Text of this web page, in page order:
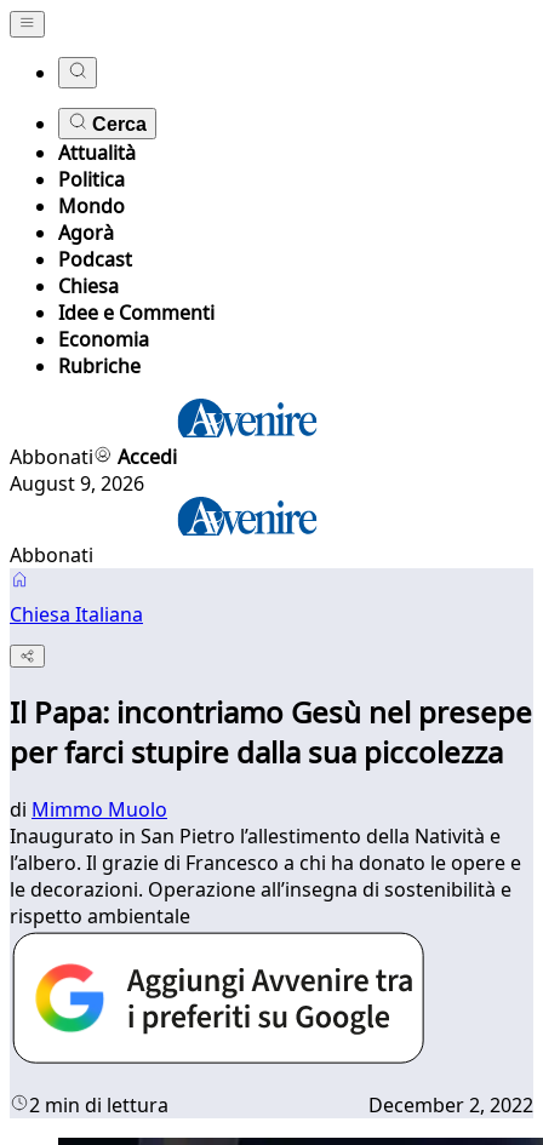
Cerca
Attualità
Politica
Mondo
Agorà
Podcast
Chiesa
Idee e Commenti
Economia
Rubriche
Abbonati
Accedi
August 9, 2026
Abbonati
Chiesa Italiana
Il Papa: incontriamo Gesù nel presepe
per farci stupire dalla sua piccolezza
di Mimmo Muolo
Inaugurato in San Pietro l’allestimento della Natività e
l’albero. Il grazie di Francesco a chi ha donato le opere e
le decorazioni. Operazione all’insegna di sostenibilità e
rispetto ambientale
2 min di lettura December 2, 2022